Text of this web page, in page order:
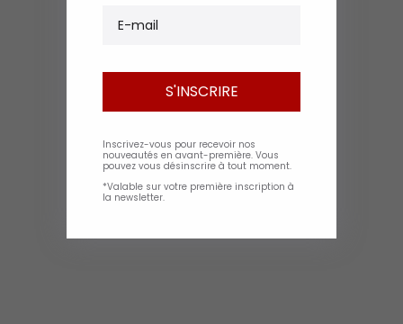
S'INSCRIRE
Inscrivez-vous pour recevoir nos
nouveautés en avant-première. Vous
pouvez vous désinscrire à tout moment.
*Valable sur votre première inscription à
la newsletter.